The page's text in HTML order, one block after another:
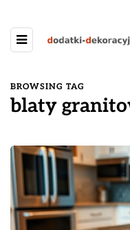
BROWSING TAG
blaty